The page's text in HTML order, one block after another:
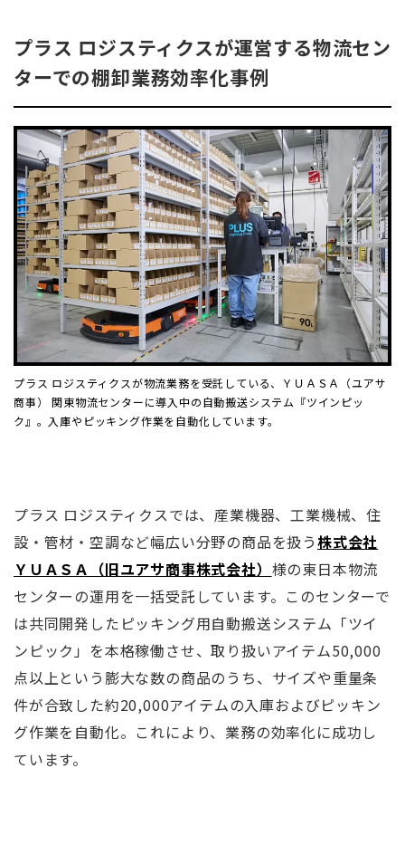
プラス ロジスティクスが運営する物流セン
ターでの棚卸業務効率化事例
プラス ロジスティクスが物流業務を受託している、ＹＵＡＳＡ（ユアサ
商事） 関東物流センターに導入中の自動搬送システム『ツインピッ
ク』。入庫やピッキング作業を自動化しています。
プラス ロジスティクスでは、産業機器、工業機械、住
設・管材・空調など幅広い分野の商品を扱う株式会社
ＹＵＡＳＡ（旧ユアサ商事株式会社） 様の東日本物流
センターの運用を一括受託しています。このセンターで
は共同開発したピッキング用自動搬送システム「ツイ
ンピック」を本格稼働させ、取り扱いアイテム50,000
点以上という膨大な数の商品のうち、サイズや重量条
件が合致した約20,000アイテムの入庫およびピッキン
グ作業を自動化。これにより、業務の効率化に成功し
ています。